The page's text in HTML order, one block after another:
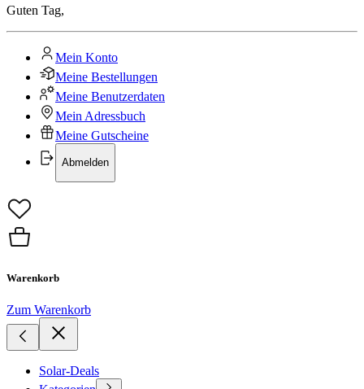
Guten Tag,
Mein Konto
Meine Bestellungen
Meine Benutzerdaten
Mein Adressbuch
Meine Gutscheine
Abmelden
Warenkorb
Zum Warenkorb
Solar-Deals